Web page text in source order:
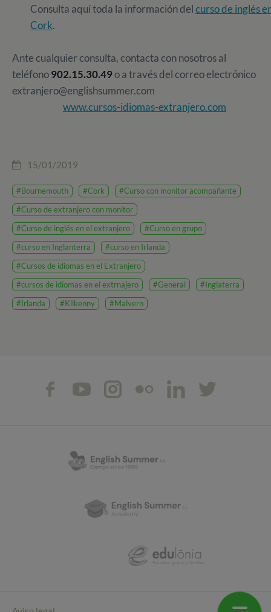
Consulta aquí toda la información delcurso de inglés
Cork.
Ante cualquier consulta, contacta con nosotros al
teléfono902.15.30.49o a través del correo electrónico
extranjero@englishsummer.com
www.cursos-idiomas-extranjero.com
15/01/2019
#Bournemouth #Cork
#Curso con monitor acompañante
#Curso de extranjero con monitor
#Curso de inglés en el extranjero
#Curso en grupo
#curso en Inglanterra
#curso en Irlanda
#Cursos de idiomas en el Extranjero
#cursos de idiomas en el extrnajero
#General
#Inglaterra
#Irlanda
#Kilkenny #Malvern